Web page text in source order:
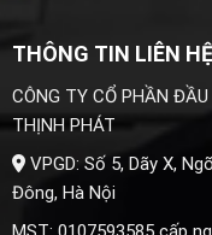
THÔNG TIN LIÊN HỆ
CÔNG TY CỔ PHẦN
THỊNH PHÁT
VPGD: Số 5, Dãy X,
Đông, Hà Nội